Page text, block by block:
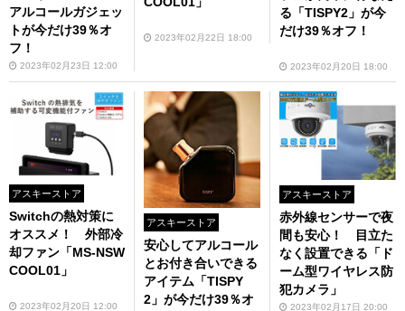
アルコールガジェッ
トが今だけ39％オ
フ！
2023年02月23日 12:00
2023年02月22日 18:00
る「TISPY2」が今
だけ39％オフ！
2023年02月20日 18:00
アスキーストア
Switchの熱対策に
オススメ！ 外部冷
却ファン「MS-NSW
COOL01」
2023年02月20日 12:00
アスキーストア
安心してアルコール
とお付き合いできる
アイテム「TISPY
2」が今だけ39％オ
アスキーストア
赤外線センサーで夜
間も安心！ 目立た
なく設置できる「ド
ーム型ワイヤレス防
犯カメラ」
2023年02月17日 20:00